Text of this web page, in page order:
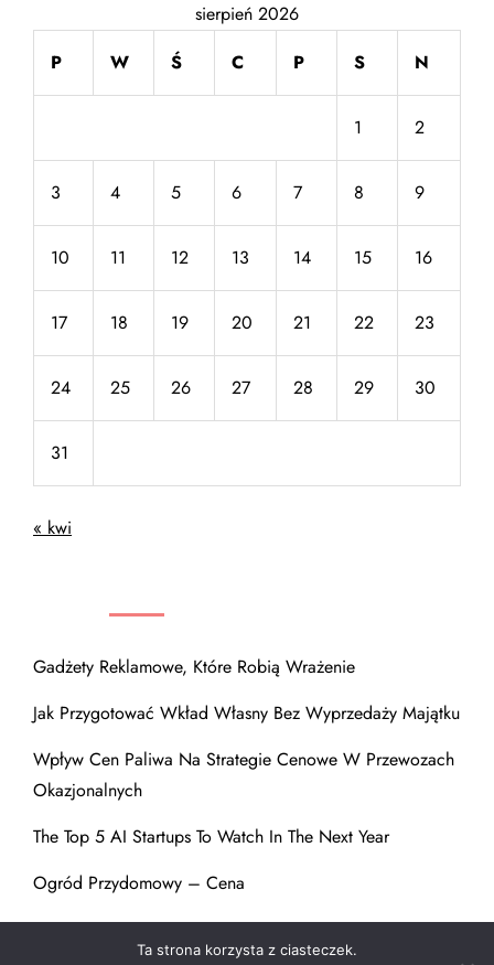
sierpień 2026
P
W Ś C P S N
1 2
3 4 5 6 7 8 9
10 11 12 13 14 15 16
17 18 19 20 21 22 23
24 25 26 27 28 29 30
31
« kwi
Gadżety Reklamowe, Które Robią Wrażenie
Jak Przygotować Wkład Własny Bez Wyprzedaży Majątku
Wpływ Cen Paliwa Na Strategie Cenowe W Przewozach
Okazjonalnych
The Top 5 AI Startups To Watch In The Next Year
Ogród Przydomowy – Cena
Ta strona korzysta z ciasteczek.